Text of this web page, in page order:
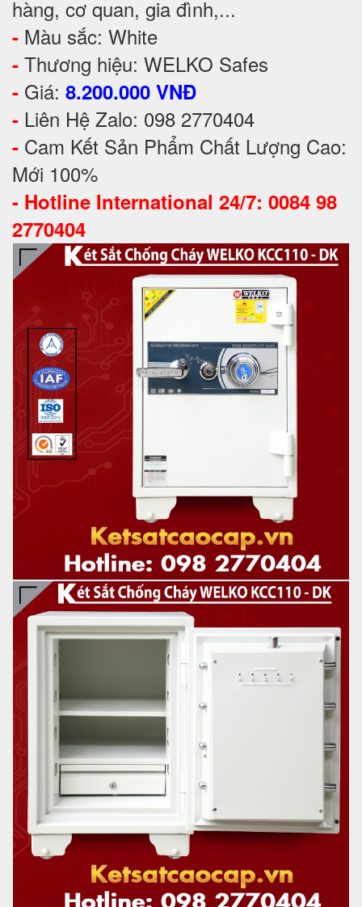
hàng, cơ quan, gia đình,...
- Màu sắc: White
- Thương hiệu: WELKO Safes
- Giá: 8.200.000 VNĐ
- Liên Hệ Zalo: 098 2770404
- Cam Kết Sản Phẩm Chất Lượng Cao:
Mới 100%
- Hotline International 24/7: 0084 98
2770404